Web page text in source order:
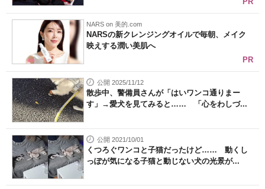
NARS on 美的.com
NARSの新クレンジングオイルで毎朝、メイク
映えする潤い美肌へ
PR
公開 2025/11/12
散歩中、警備員さんが「はいワンコ通りまー
す」→愛犬を見てみると…… 「心をわしづ...
公開 2021/10/01
くつろぐワンコと子猫だったけど…… 動くし
っぽが気になる子猫と動じない犬の光景が...